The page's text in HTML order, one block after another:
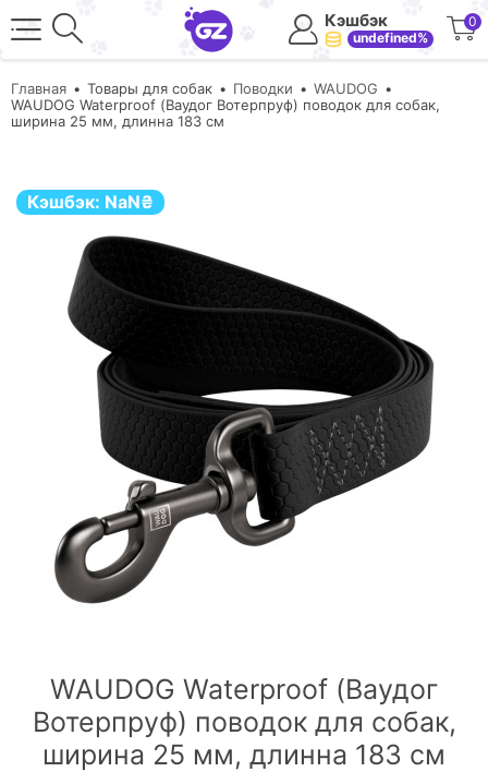
Кэшбэк
undefined%
0
Главная Товары для собак Поводки
WAUDOG
WAUDOG Waterproof (Ваудог Вотерпруф) поводок для собак,
ширина 25 мм, длинна 183 см
Кэшбэк: NaN₴
WAUDOG Waterproof (Ваудог
Вотерпруф) поводок для собак,
ширина 25 мм, длинна 183 см